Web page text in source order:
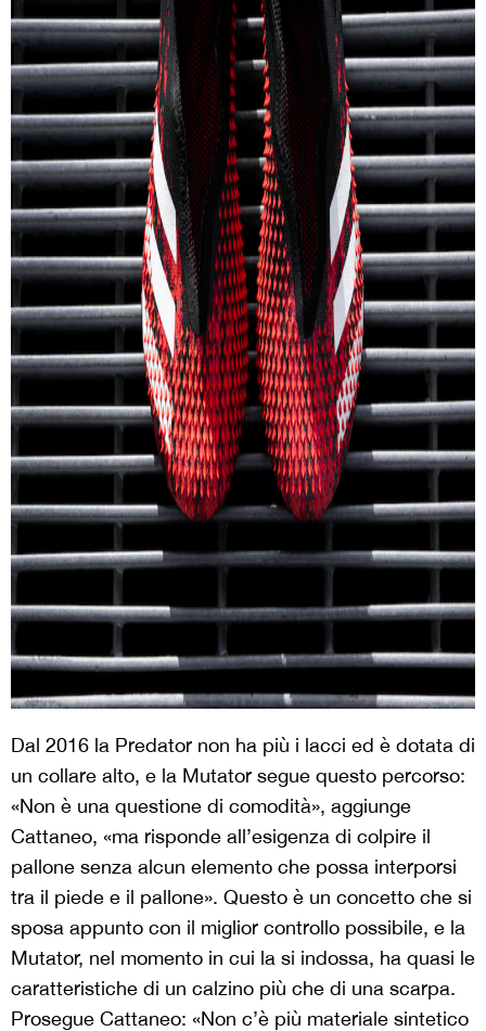
Dal 2016 la Predator non ha più i lacci ed è dotata di
un collare alto, e la Mutator segue questo percorso:
«Non è una questione di comodità», aggiunge
Cattaneo, «ma risponde all’esigenza di colpire il
pallone senza alcun elemento che possa interporsi
tra il piede e il pallone». Questo è un concetto che si
sposa appunto con il miglior controllo possibile, e la
Mutator, nel momento in cui la si indossa, ha quasi le
caratteristiche di un calzino più che di una scarpa.
Prosegue Cattaneo: «Non c’è più materiale sintetico